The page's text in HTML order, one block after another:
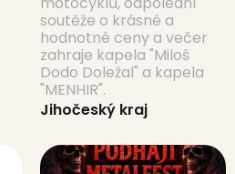
soutěže o krásné a
hodnotné ceny a večer
zahraje kapela "Miloš
Dodo Doležal" a kapela
"MENHIR".
Jihočeský kraj